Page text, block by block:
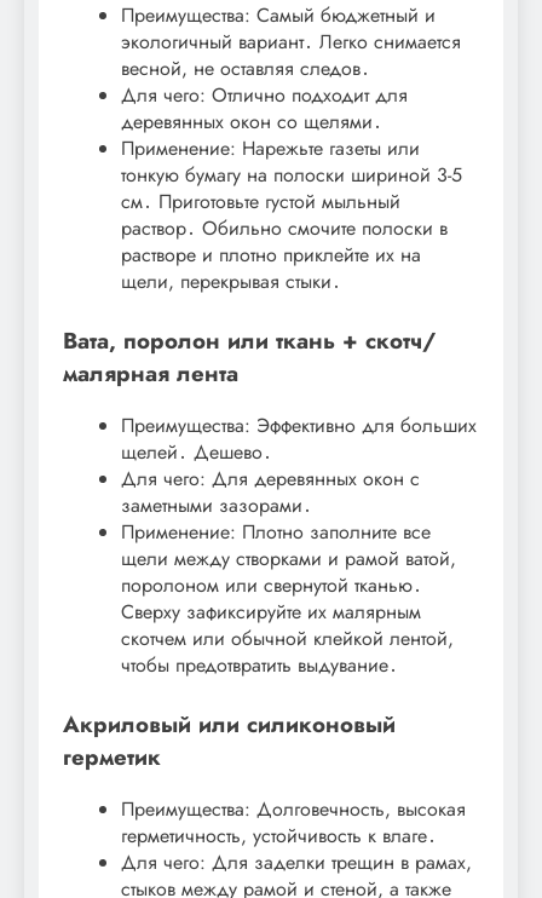
Преимущества: Самый бюджетный и
экологичный вариант․ Легко снимается
весной, не оставляя следов․
Для чего: Отлично подходит для
деревянных окон со щелями․
Применение: Нарежьте газеты или
тонкую бумагу на полоски шириной 3-5
см․ Приготовьте густой мыльный
раствор․ Обильно смочите полоски в
растворе и плотно приклейте их на
щели, перекрывая стыки․
Вата, поролон или ткань + скотч/
малярная лента
Преимущества: Эффективно для больших
щелей․ Дешево․
Для чего: Для деревянных окон с
заметными зазорами․
Применение: Плотно заполните все
щели между створками и рамой ватой,
поролоном или свернутой тканью․
Сверху зафиксируйте их малярным
скотчем или обычной клейкой лентой,
чтобы предотвратить выдувание․
Акриловый или силиконовый
герметик
Преимущества: Долговечность, высокая
герметичность, устойчивость к влаге․
Для чего: Для заделки трещин в рамах,
стыков между рамой и стеной, а также